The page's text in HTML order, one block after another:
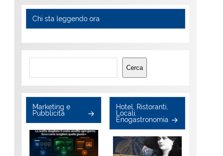
Chi sta leggendo ora
Cerca
Cerca
Marketing e
Pubblicità
Hotel, Ristoranti,
Locali,
Enogastronomia